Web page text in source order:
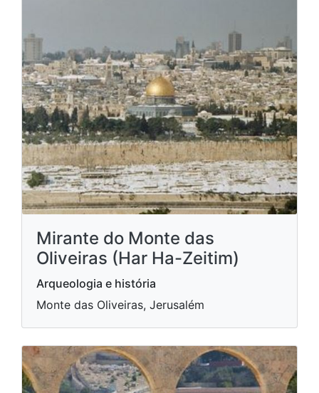
Mirante do Monte das
Oliveiras (Har Ha-Zeitim)
Arqueologia e história
Monte das Oliveiras, Jerusalém